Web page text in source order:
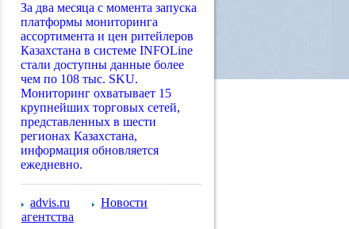
За два месяца с момента запуска
платформы мониторинга
ассортимента и цен ритейлеров
Казахстана в системе INFOLine
стали доступны данные более
чем по 108 тыс. SKU.
Мониторинг охватывает 15
крупнейших торговых сетей,
представленных в шести
регионах Казахстана,
информация обновляется
ежедневно.
advis.ru
Новости
агентства